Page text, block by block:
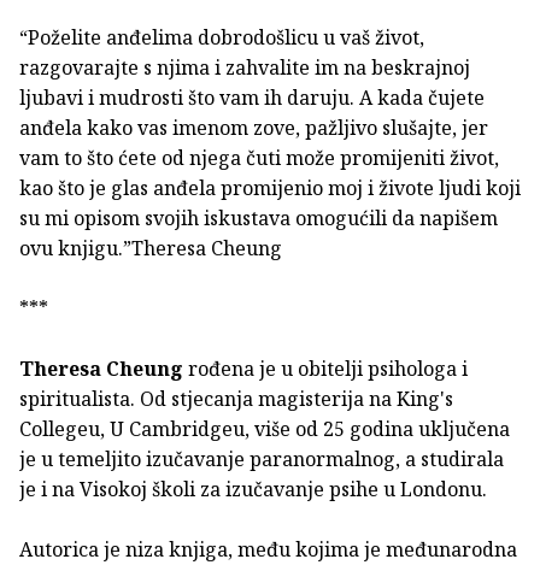
“Poželite anđelima dobrodošlicu u vaš život,
razgovarajte s njima i zahvalite im na beskrajnoj
ljubavi i mudrosti što vam ih daruju. A kada čujete
anđela kako vas imenom zove, pažljivo slušajte, jer
vam to što ćete od njega čuti može promijeniti život,
kao što je glas anđela promijenio moj i živote ljudi koji
su mi opisom svojih iskustava omogućili da napišem
ovu knjigu.”Theresa Cheung
***
Theresa Cheung rođena je u obitelji psihologa i
spiritualista. Od stjecanja magisterija na King's
Collegeu, U Cambridgeu, više od 25 godina uključena
je u temeljito izučavanje paranormalnog, a studirala
je i na Visokoj školi za izučavanje psihe u Londonu.
Autorica je niza knjiga, među kojima je međunarodna